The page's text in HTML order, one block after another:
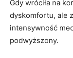
Gdy wróciła na
dyskomfortu, ale
intensywność
podwyższony.